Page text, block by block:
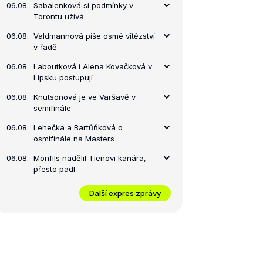
06.08. Sabalenková si podmínky v
Torontu užívá
06.08. Valdmannová píše osmé vítězství
v řadě
06.08. Laboutková i Alena Kovačková v
Lipsku postupují
06.08. Knutsonová je ve Varšavě v
semifinále
06.08. Lehečka a Bartůňková o
osmifinále na Masters
06.08. Monfils nadělil Tienovi kanára,
přesto padl
Další expres zprávy